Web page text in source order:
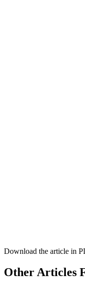
Download the article in
Other Articles